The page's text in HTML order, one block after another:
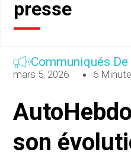
presse
Communiqués
mars 5, 2026 6
son